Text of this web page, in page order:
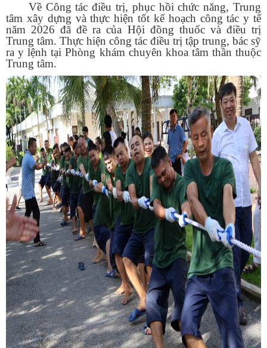
Về Công tác điều trị, phục hồi chức năng, Trung
tâm xây dựng và thực hiện tốt kế hoạch công tác y tế
năm 2026 đã đề ra của Hội đồng thuốc và điều trị
Trung tâm. Thực hiện công tác điều trị tập trung, bác sỹ
ra y lệnh tại Phòng khám chuyên khoa tâm thần thuộc
Trung tâm.